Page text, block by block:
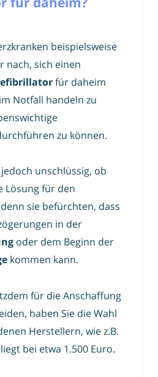
beispielsweise
nach, sich einen
für daheim
Notfall handeln zu
zu können.
unschlüssig, ob
Lösung für den
sie befürchten, dass
in der
oder dem Beginn der
kommen kann.
für die Anschaffung
haben Sie die Wahl
Herstellern, wie z.B.
bei etwa 1.500 Euro.